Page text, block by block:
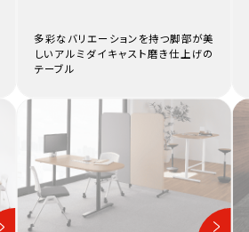
多彩なバリエーションを持つ脚部が美
しいアルミダイキャスト磨き仕上げの
テーブル